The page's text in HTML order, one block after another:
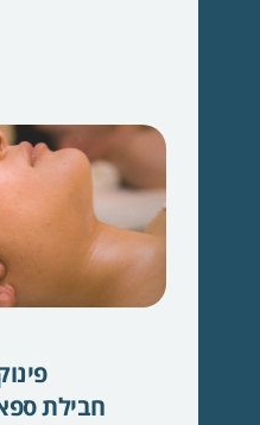
חבילת ספא